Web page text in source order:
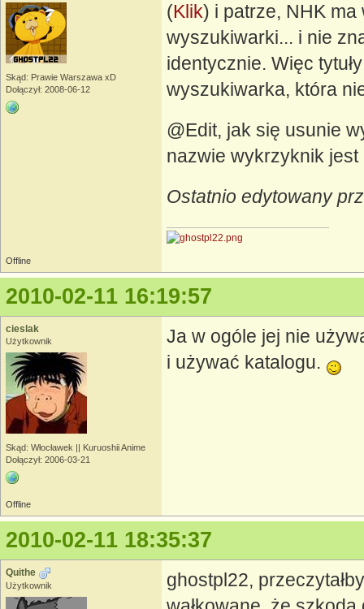
Skąd: Prawie Warszawa xD
Dołączył: 2008-06-12
(Klik) i patrze, NHK ma
wyszukiwarki... i nie
identycznie. Więc
wyszukiwarka, która
@Edit, jak się usunie
nazwie wykrzyknik jest
Ostatnio edytowany
Offline
2010-02-11 16:19:57
cieslak
Użytkownik
Skąd: Włocławek || Kuruoshii Anime
Dołączył: 2006-03-21
Ja w ogóle jej nie
i używać katalogu.
Offline
2010-02-11 18:35:37
Quithe
Użytkownik
ghostpl22,